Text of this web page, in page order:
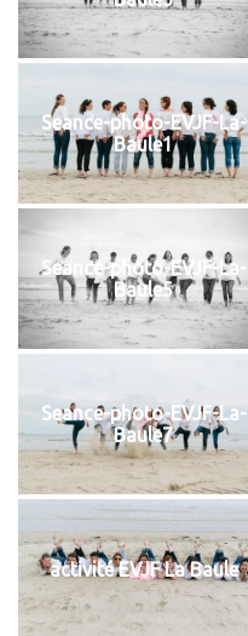
Seance-photo-EVJF-La-
Baule1
Seance-photo-EVJF-La-
Baule5
Seance-photo-EVJF-La-
Baule7
activité EVJF La Baule​